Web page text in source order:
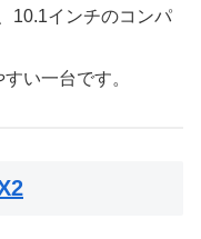
10.1インチのコンパ
い一台です。